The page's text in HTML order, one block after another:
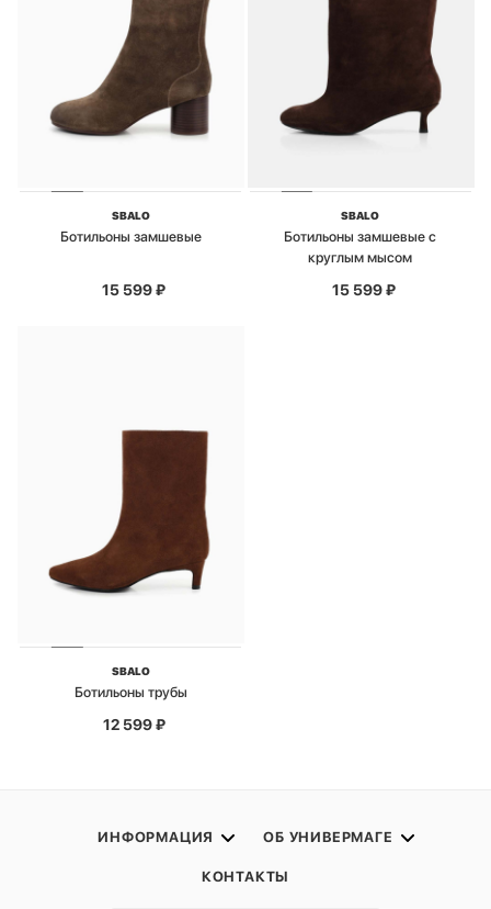
SBALO
Ботильоны замшевые
15 599₽
SBALO
Ботильоны замшевые с
круглым мысом
15 599₽
SBALO
Ботильоны трубы
12 599₽
ИНФОРМАЦИЯ ОБ УНИВЕРМАГЕ
КОНТАКТЫ